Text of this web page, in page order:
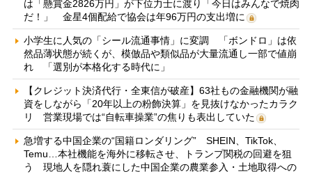
は「懸賞金2826万円」が下位力士に渡り「今日はみんなで焼肉
だ！」 金星4個配給で協会は年96万円の支出増に
小学生に人気の「シール流通事情」に変調 「ボンドロ」は依
然品薄状態が続くが、模倣品や類似品が大量流通し一部で値崩
れ 「選別が本格化する時代に」
【クレジット決済代行・全東信が破産】63社もの金融機関が融
資をしながら「20年以上の粉飾決算」を見抜けなかったカラク
リ 営業現場では“自転車操業”の焦りも表出していた
急増する中国企業の“国籍ロンダリング” SHEIN、TikTok、
Temu…本社機能を海外に移転させ、トランプ関税の回避を狙
う 現地人を隠れ蓑にした中国企業の農業参入・土地取得への